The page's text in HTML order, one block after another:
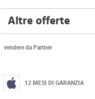
Altre offerte
vendere da Partner
12 MESI DI GARANZIA